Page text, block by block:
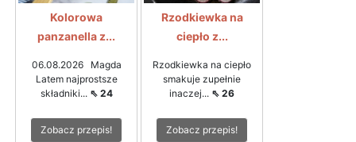
Kolorowa
panzanella z...
06.08.2026 Magda
Latem najprostsze
składniki... ⇖ 24
Zobacz przepis!
Rzodkiewka na
ciepło z...
Rzodkiewka na ciepło
smakuje zupełnie
inaczej... ⇖ 26
Zobacz przepis!